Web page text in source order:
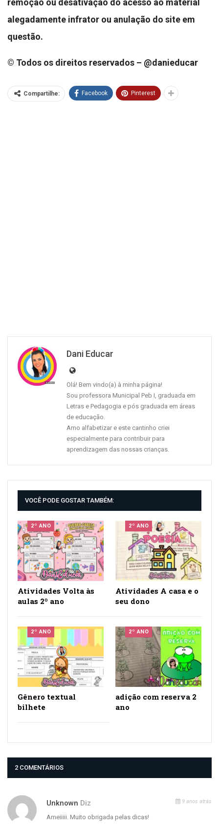
remoção ou desativação do acesso ao material
alegadamente infrator ou anulação do site em
questão.
© Todos os direitos reservados – @danieducar
Compartilhe: Facebook Pinterest
Dani Educar
Olá! Bem vindo(a) à minha página!
Sou professora Municipal Peb I, graduada em
Letras e Pedagogia e pós graduada em áreas
de educação.
Amo alfabetizar e este cantinho criei
especialmente para contribuir para
aprendizagem das nossas crianças.
VOCÊ PODE GOSTAR TAMBÉM:
2º ANO
Atividades Volta às
aulas 2º ano
2º ANO
Atividades A casa e o
seu dono
2º ANO
Gênero textual
bilhete
2º ANO
adição com reserva 2
ano
2 COMENTÁRIOS
Unknown Diz 9 anos atrás
Ameiiiii. Muito obrigada pelas dicas!